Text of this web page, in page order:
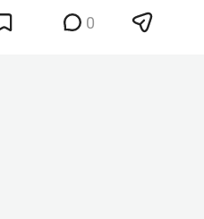
2 часа его отменили.
0